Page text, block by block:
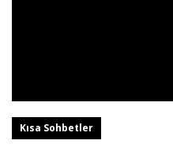
Kısa Sohbetler